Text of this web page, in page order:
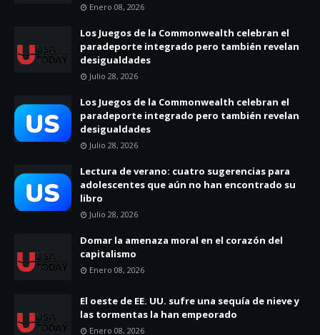
Enero 08, 2026
Los Juegos de la Commonwealth celebran el
paradeporte integrado pero también revelan
desigualdades
Julio 28, 2026
Los Juegos de la Commonwealth celebran el
paradeporte integrado pero también revelan
desigualdades
Julio 28, 2026
Lectura de verano: cuatro sugerencias para
adolescentes que aún no han encontrado su
libro
Julio 28, 2026
Domar la amenaza moral en el corazón del
capitalismo
Enero 08, 2026
El oeste de EE. UU. sufre una sequía de nieve y
las tormentas la han empeorado
Enero 08, 2026